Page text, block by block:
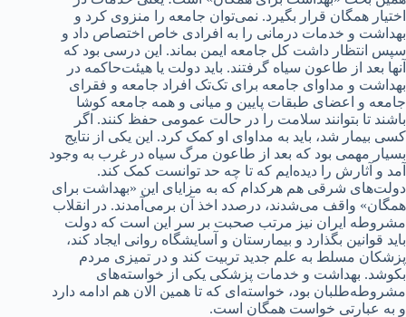
اختیار همگان قرار بگیرد. نمی‌توان جامعه را منزوی کرد و
بهداشت و خدمات درمانی را به افرادی خاص اختصاص داد و
سپس انتظار داشت کل جامعه ایمن بماند. این درسی بود که
آنها بعد از طاعون سیاه گرفتند. باید دولت یا هیئت‌حاکمه در
بهداشت و مداوای جامعه برای تک‌تک افراد جامعه و فقرای
جامعه و اعضای طبقات پایین و میانی و همه جامعه کوشا
باشند تا بتوانند سلامت را در حالت عمومی حفظ کنند. اگر
کسی بیمار شد، باید به مداوای او کمک کرد. این یکی از نتایج
بسیار مهمی بود که بعد از طاعون مرگ سیاه در غرب به وجود
آمد و آثارش را دیده‌ایم که تا چه حد توانست کمک کند.
دولت‌های شرقی هم هرکدام که به‌ مزایای این «بهداشت برای
همگان» واقف می‌شدند، درصدد اخذ آن برمی‌آمدند. در انقلاب
مشروطه ایران نیز مرتب صحبت بر سر این است که دولت
باید قوانین بگذارد و بیمارستان و آسایشگاه روانی ایجاد کند،
پزشکان مسلط به علم جدید تربیت کند و در تمیزی مردم
بکوشد. بهداشت و خدمات پزشکی یکی از خواسته‌های
مشروطه‌طلبان بود، خواسته‌ای که تا همین الان هم ادامه دارد
و به عبارتی خواست همگان است.